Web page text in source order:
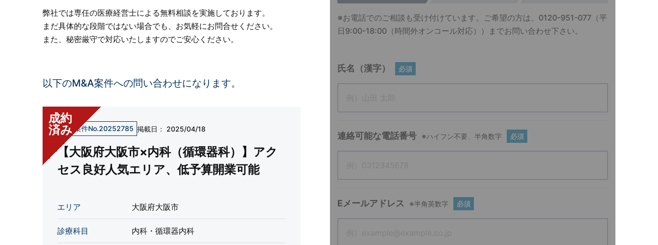
弊社では専任の医療経営士による無料相談を実施しております。
まだ具体的な段階ではない場合でも、お気軽にお問合せください。
また、秘密厳守で対応いたしますのでご安心ください。
以下のM&A案件への問い合わせになります。
成約
済み売却案件No.20252785 掲載日： 2025/04/18
【大阪府大阪市×内科（循環器科）】アク
セス良好人気エリア、低予算開業可能
エリア 大阪府大阪市
診療科目 内科・循環器内科
※お電話でのご相談も受け付けています。ご希望の方は、 0120-951-077（平
日9:00-18:00（時間外オンコール対応））までお問い合わせ下さい。
氏名（漢字） 必須
連絡可能な電話番号 ※ハイフン不要、半角数字 必須
Eメールアドレス ※半角英数字 必須